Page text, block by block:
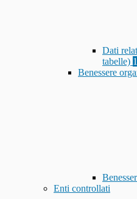
Dati
tabelle)
Benessere
Enti controllati